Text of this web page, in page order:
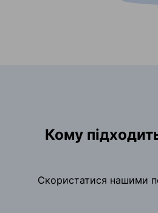
Кому
Скористатися нашими